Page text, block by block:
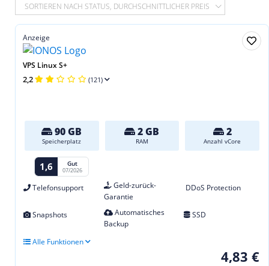
SORTIEREN NACH STATUS, DURCHSCHNITTLICHER PREIS
Anzeige
VPS Linux S+
2,2 (121)
90 GB
Speicherplatz
2 GB
RAM
2
Anzahl vCore
1,6 Gut
07/2026
Telefonsupport
Geld-zurück-
Garantie
DDoS Protection
Snapshots
Automatisches
Backup
SSD
Alle Funktionen
4,83 €